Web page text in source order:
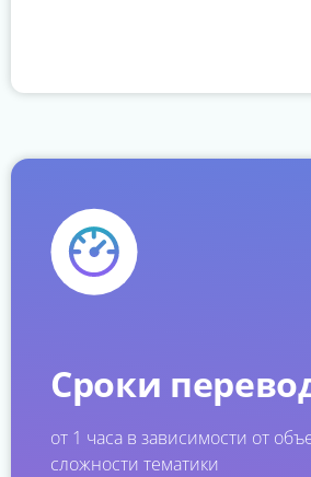
Сроки
от 1 часа в зависимости от
сложности тематики